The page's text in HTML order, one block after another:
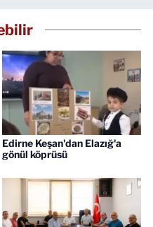
Edirne Keşan'dan Elazığ'a
gönül köprüsü